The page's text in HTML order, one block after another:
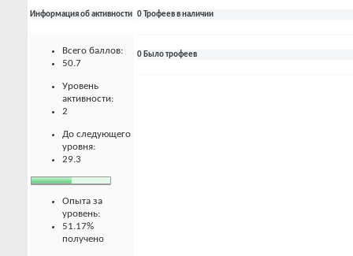
Информация об активности
Всего баллов:
50.7
Уровень
активности:
2
До следующего
уровня:
29.3
Опыта за
уровень:
51.17%
получено
0 Трофеев в наличии
0 Было трофеев